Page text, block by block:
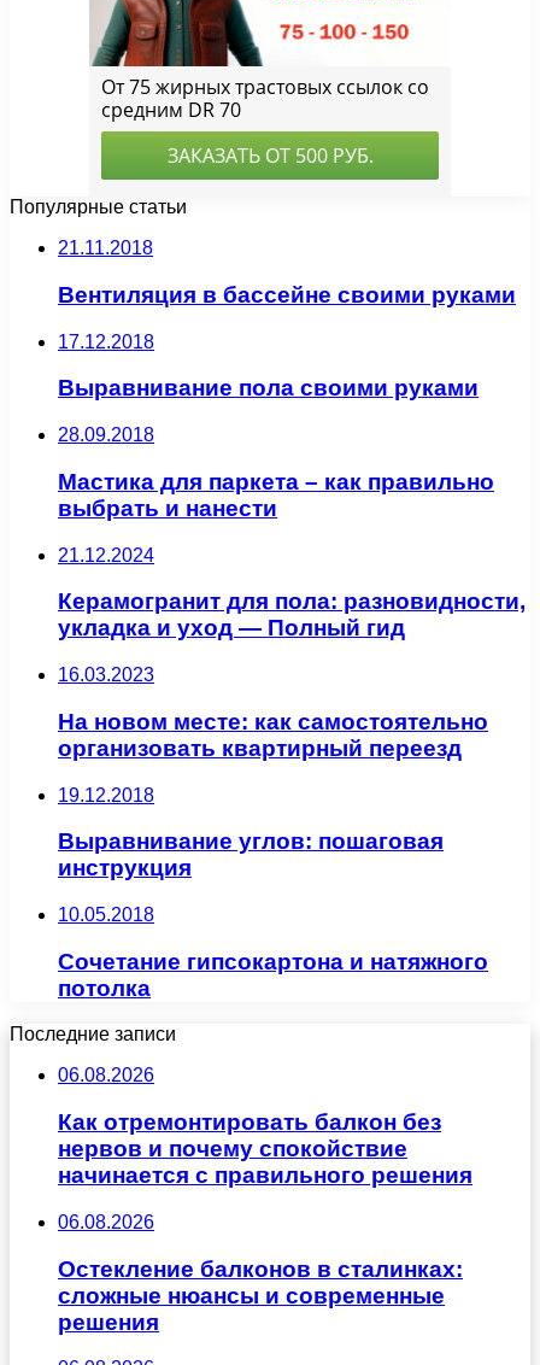
Популярные статьи
21.11.2018
Вентиляция в бассейне своими руками
17.12.2018
Выравнивание пола своими руками
28.09.2018
Мастика для паркета – как правильно
выбрать и нанести
21.12.2024
Керамогранит для пола: разновидности,
укладка и уход — Полный гид
16.03.2023
На новом месте: как самостоятельно
организовать квартирный переезд
19.12.2018
Выравнивание углов: пошаговая
инструкция
10.05.2018
Сочетание гипсокартона и натяжного
потолка
Последние записи
06.08.2026
Как отремонтировать балкон без
нервов и почему спокойствие
начинается с правильного решения
06.08.2026
Остекление балконов в сталинках:
сложные нюансы и современные
решения